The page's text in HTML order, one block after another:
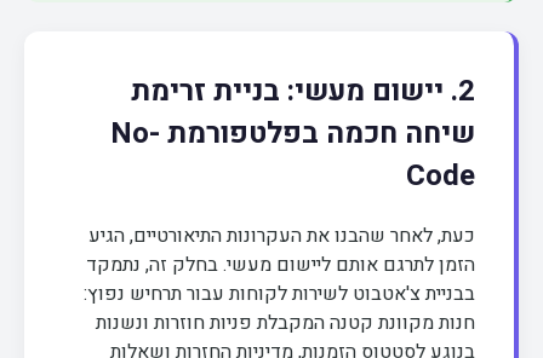
2. יישום מעשי: בניית זרימת
שיחה חכמה בפלטפורמת No-
Code
כעת, לאחר שהבנו את העקרונות התיאורטיים, הגיע
הזמן לתרגם אותם ליישום מעשי. בחלק זה, נתמקד
בבניית צ'אטבוט לשירות לקוחות עבור תרחיש נפוץ:
חנות מקוונת קטנה המקבלת פניות חוזרות ונשנות
בנוגע לסטטוס הזמנות, מדיניות החזרות ושאלות